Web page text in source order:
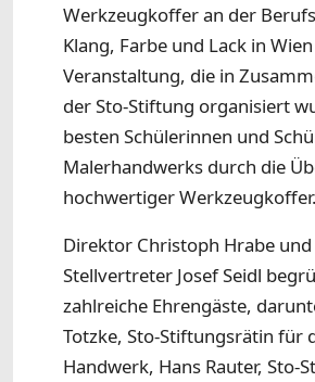
Werkzeugkoffer an der
Klang, Farbe und Lack in
Veranstaltung, die in
der Sto-Stiftung organisiert
besten Schülerinnen und
Malerhandwerks durch die
hochwertiger Werkzeugkoffer.
Direktor Christoph Hrabe und
Stellvertreter Josef Seidl
zahlreiche Ehrengäste,
Totzke, Sto-Stiftungsrätin für
Handwerk, Hans Rauter, Sto-